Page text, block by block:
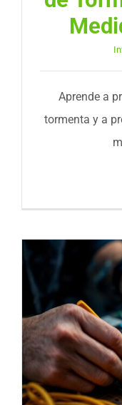
Aprende a
tormenta y a